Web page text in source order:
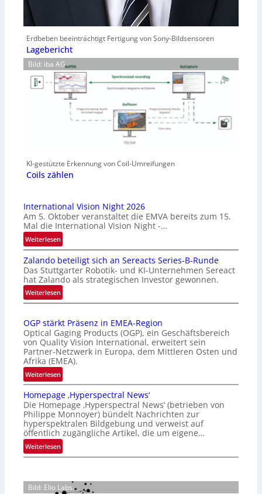
Erdbeben beeinträchtigt Fertigung von Sony-Bildsensoren
Lagebericht
Bild: iba AG
KI-gestützte Erkennung von Coil-Umreifungen
Coils zählen
International Vision Night 2026
Am 5. Oktober veranstaltet die EMVA bereits zum 15.
Mal die International Vision Night -…
Weiterlesen:
I
n
t
e
r
n
t
i
o
n
l
V
i
s
i
o
n
g
Zalando beteiligt sich an Sereacts Series-B-Runde
Das Stuttgarter Robotik- und KI-Unternehmen Sereact
hat Zalando als strategischen Investor gewonnen.
Weiterlesen:
Z
l
a
n
d
o
b
e
t
e
i
i
g
s
i
OGP stärkt Präsenz in EMEA-Region
Optical Gaging Products (OGP), ein Geschäftsbereich
von Quality Vision International, erweitert sein
Partner-Netzwerk in Europa, dem Mittleren Osten und
Afrika (EMEA).
Weiterlesen:
O
G
P
s
t
ä
r
P
Homepage ‚Hyperspectral News‘
Die Homepage ‚Hyperspectral News‘ (betrieben von
Philippe Monnoyer) bündelt Nachrichten zur
hyperspektralen Bildgebung und verweist auf
öffentlich zugängliche Artikel, die um eigene…
Weiterlesen:
H
m
e
Bild: Elio Labs.